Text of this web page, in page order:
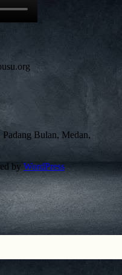
Bulan, Medan,
by WordPress